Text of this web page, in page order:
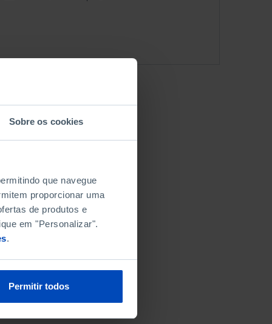
Sobre os cookies
que navegue
proporcionar uma
de produtos e
em "Personalizar".
.
Permitir todos